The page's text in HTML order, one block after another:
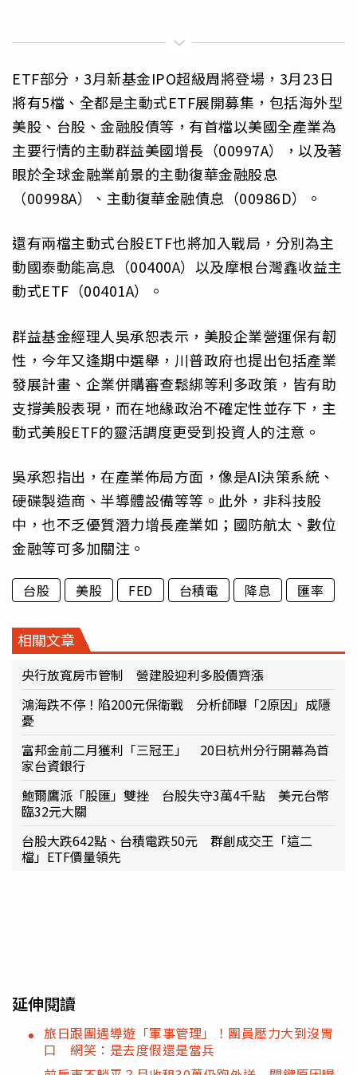
ETF部分，3月新基金IPO超級周將登場，3月23日
將有5檔、全都是主動式ETF展開募集，包括海外型
美股、台股、金融股債等，有首檔以美國全產業為
主要行情的主動群益美國增長（00997A），以及著
眼於全球金融業前景的主動復華金融股息
（00998A）、主動復華金融債息（00986D）。
還有兩檔主動式台股ETF也將加入戰局，分別為主
動國泰動能高息（00400A）以及摩根台灣鑫收益主
動式ETF（00401A）。
群益基金經理人吳承恕表示，美股企業營運保有韌
性，今年又逢期中選舉，川普政府也提出包括產業
發展計畫、企業併購審查鬆綁等利多政策，皆有助
支撐美股表現，而在地緣政治不確定性並存下，主
動式美股ETF的靈活調度更受到投資人的注意。
吳承恕指出，在產業佈局方面，像是AI決策系統、
硬碟製造商、半導體設備等等。此外，非科技股
中，也不乏優質潛力增長產業如；國防航太、數位
金融等可多加關注。
台股 美股 FED 台積電 降息 匯率
相關文章
央行放寬房市管制 營建股迎利多股價齊漲
鴻海跌不停！陷200元保衛戰 分析師曝「2原因」成隱
憂
富邦金前二月獲利「三冠王」 20日杭州分行開幕為首
家台資銀行
鮑爾鷹派「股匯」雙挫 台股失守3萬4千點 美元台幣
臨32元大關
台股大跌642點、台積電跌50元 群創成交王「這二
檔」ETF價量領先
延伸閱讀
旅日跟團遇導遊「軍事管理」！團員壓力大到沒胃
口 網笑：是去度假還是當兵